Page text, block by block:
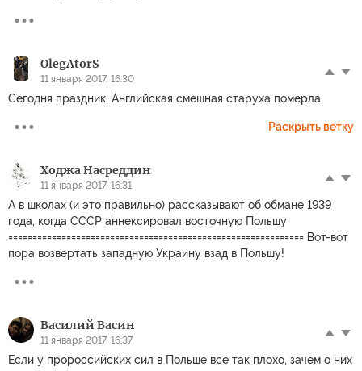
OlegAtorS
11 января 2017, 16:30
Сегодня праздник. Английская смешная старуха померла.
Раскрыть ветку
Ходжа Насреддин
11 января 2017, 16:31
А в школах (и это правильно) рассказывают об обмане 1939
года, когда СССР аннексировал восточную Польшу
============================================================= Вот-вот
пора возвертать западную Украину взад в Польшу!
Василий Васин
11 января 2017, 16:37
Если у пророссийских сил в Польше все так плохо, зачем о них